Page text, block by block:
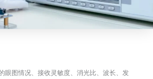
眼图情况、接收灵敏度、消光比、波长、发